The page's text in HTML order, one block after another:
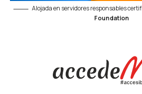
Alojada en servidores responsables
Foundation